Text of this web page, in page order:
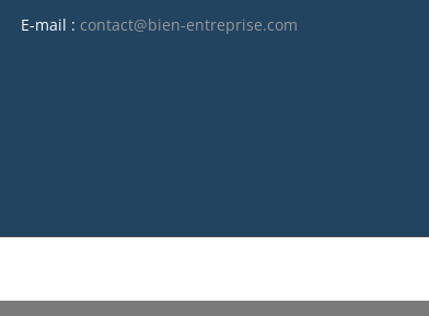
E-mail : contact@bien-entreprise.com